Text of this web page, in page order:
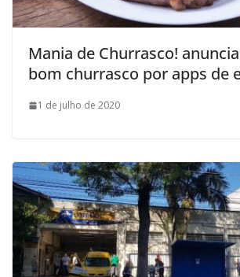
Mania de Churrasco!
bom churrasco por apps de
1 de julho de 2020